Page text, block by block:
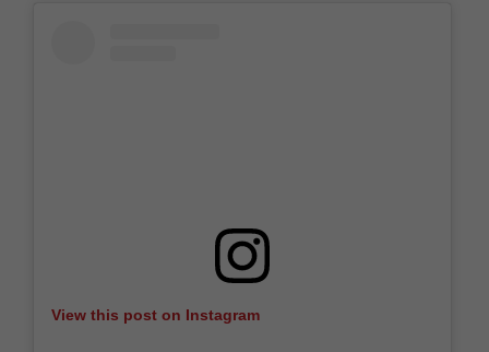
View this post on Instagram